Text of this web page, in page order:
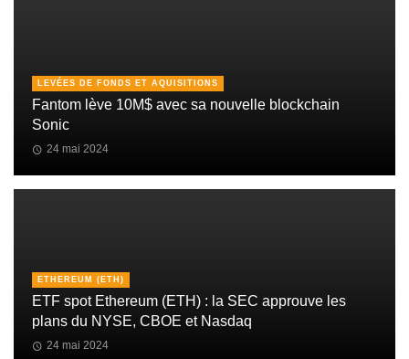
LEVÉES DE FONDS ET AQUISITIONS
Fantom lève 10M$ avec sa nouvelle blockchain
Sonic
24 mai 2024
ETHEREUM (ETH)
ETF spot Ethereum (ETH) : la SEC approuve les
plans du NYSE, CBOE et Nasdaq
24 mai 2024